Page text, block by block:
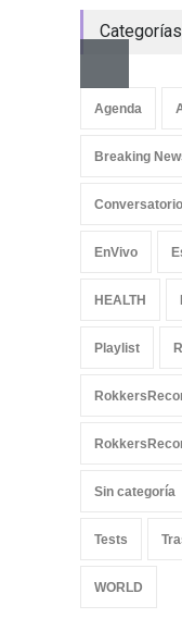
Categorías
Agenda
Breaking
Conversatorio
EnVivo
HEALTH
Playlist
Sin categoría
Tests
WORLD